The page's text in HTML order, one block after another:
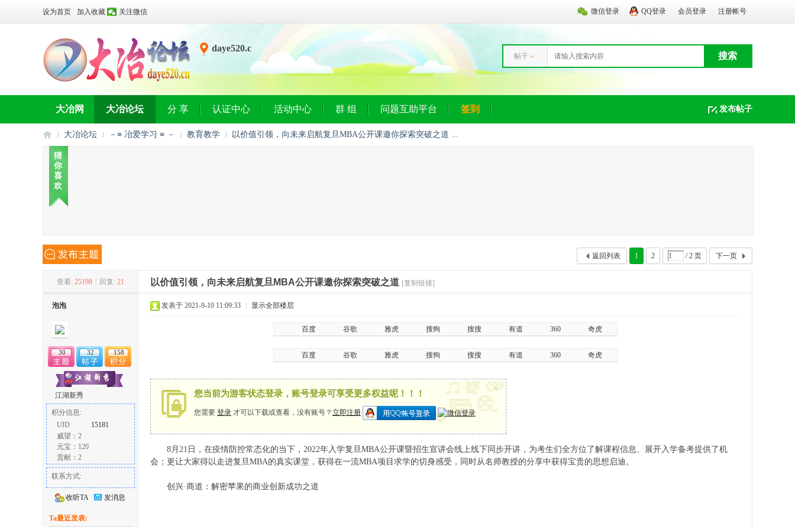
微信登录 QQ登录 会员登录 注册帐号
设为首页 加入收藏 关注微信
daye520.c
帖子 搜索
发布帖子
大冶网 大冶论坛 分 享 认证中心 活动中心 群 组 问题互助平台 签到
网
»
大冶论坛 －≡ 冶爱学习 ≡ － 教育教学 以价值引领，向未来启航复旦MBA公开课邀你探索突破之道 ...
猜
你
喜
欢
1 2 / 2 页 下一页
返回列表
查看: 25198 回复: 21 以价值引领，向未来启航复旦MBA公开课邀你探索突破之道 [复制链接]
泡泡
30 32 158
江湖新秀
积分信息:
UID
15181
威望：2
元宝：120
贡献：2
联系方式:
收听TA 发消息
Ta最近发表:
发表于 2021-9-10 11:09:33 显示全部楼层
百度 谷歌 雅虎 搜狗 搜搜 有道 360 奇虎
百度 谷歌 雅虎 搜狗 搜搜 有道 360 奇虎
您当前为游客状态登录，账号登录可享受更多权益呢！！！
您需要 登录 才可以下载或查看，没有账号？ 立即注册
x
8月21日，在疫情防控常态化的当下，2022年入学复旦MBA公开课暨招生宣讲会线上线下同步开讲，为考生们全方位了解课程信息、展开入学备考提供了机
会；更让大家得以走进复旦MBA的真实课堂，获得在一流MBA项目求学的切身感受，同时从名师教授的分享中获得宝贵的思想启迪。
创兴·商道：解密苹果的商业创新成功之道